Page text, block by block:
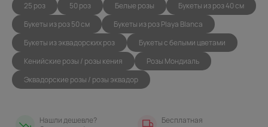
25 роз 50 роз Белые розы
Букеты из роз 40 см
Букеты из роз 50 см
Букеты из роз Playa Blanca
Букеты из эквадорских роз
Букеты с белыми цветами
Кенийские розы / розы кения
Розы Мондиаль
Эквадорские розы / розы эквадор
Нашли дешевле?
Бесплатная